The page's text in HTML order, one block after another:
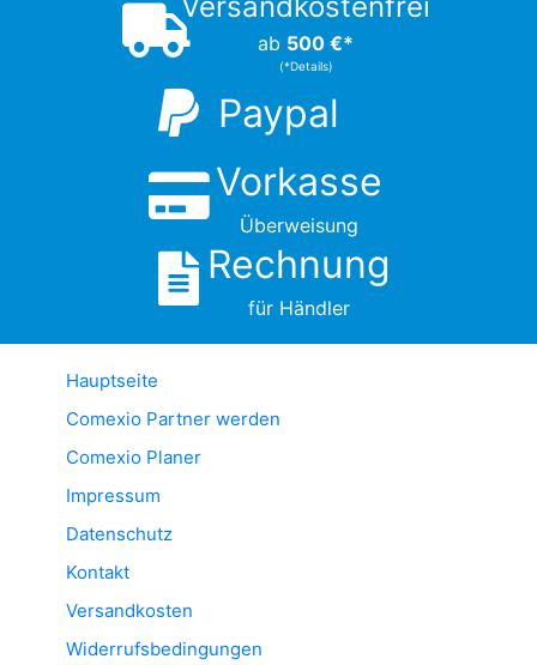
ab 500 €*
(*Details)
Paypal
Vorkasse
Überweisung
Rechnung
für Händler
Hauptseite
Comexio Partner werden
Comexio Planer
Impressum
Datenschutz
Kontakt
Versandkosten
Widerrufsbedingungen